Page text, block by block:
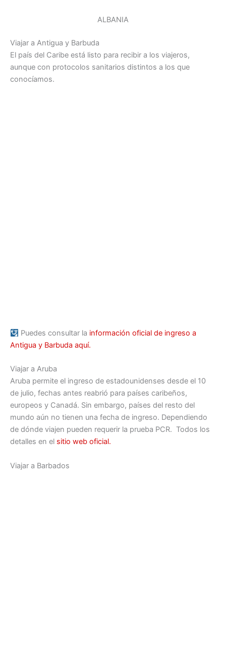
ALBANIA
Viajar a Antigua y Barbuda
El país del Caribe está listo para recibir a los viajeros,
aunque con protocolos sanitarios distintos a los que
conocíamos.
Puedes consultar la información oficial de ingreso a
Antigua y Barbuda aquí.
Viajar a Aruba
Aruba permite el ingreso de estadounidenses desde el 10
de julio, fechas antes reabrió para países caribeños,
europeos y Canadá. Sin embargo, países del resto del
mundo aún no tienen una fecha de ingreso. Dependiendo
de dónde viajen pueden requerir la prueba PCR. Todos los
detalles en el sitio web oficial.
Viajar a Barbados